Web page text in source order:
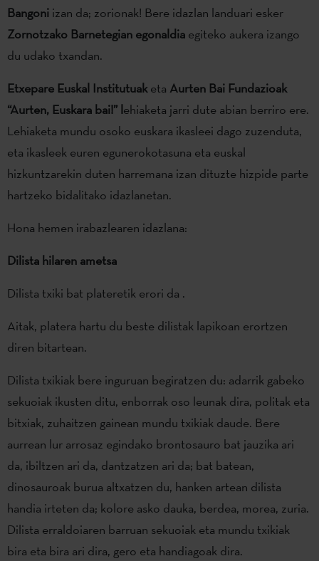
Bangoni izan da; zorionak! Bere idazlan landuari esker
Zornotzako Barnetegian egonaldia egiteko aukera izango
du udako txandan.
Etxepare Euskal Institutuaketa Aurten Bai Fundazioak
“Aurten, Euskara bai!” lehiaketa jarri dute abian berriro ere.
Lehiaketa mundu osoko euskara ikasleei dago zuzenduta,
eta ikasleek euren egunerokotasuna eta euskal
hizkuntzarekin duten harremana izan dituzte hizpide parte
hartzeko bidalitako idazlanetan.
Hona hemen irabazlearen idazlana:
Dilista hilaren ametsa
Dilista txiki bat plateretik erori da .
Aitak, platera hartu du beste dilistak lapikoan erortzen
diren bitartean.
Dilista txikiak bere inguruan begiratzen du: adarrik gabeko
sekuoiak ikusten ditu, enborrak oso leunak dira, politak eta
bitxiak, zuhaitzen gainean mundu txikiak daude. Bere
aurrean lur arrosaz egindako brontosauro bat jauzika ari
da, ibiltzen ari da, dantzatzen ari da; bat batean,
dinosauroak burua altxatzen du, hanken artean dilista
handia irteten da; kolore asko dauka, berdea, morea, zuria.
Dilista erraldoiaren barruan sekuoiak eta mundu txikiak
bira eta bira ari dira, gero eta handiagoak dira.